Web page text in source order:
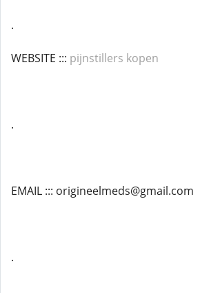
.
WEBSITE ::: pijnstillers kopen
.
EMAIL ::: origineelmeds@gmail.com
.